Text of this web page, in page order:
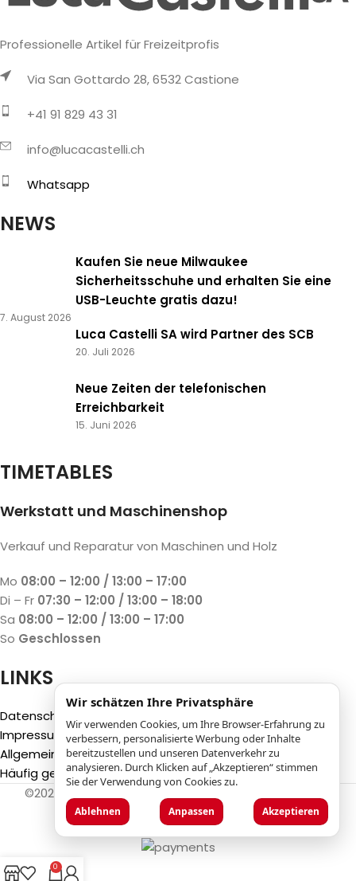
Professionelle Artikel für Freizeitprofis
Via San Gottardo 28, 6532 Castione
+41 91 829 43 31
info@lucacastelli.ch
Whatsapp
NEWS
Kaufen Sie neue Milwaukee
Sicherheitsschuhe und erhalten Sie eine
USB-Leuchte gratis dazu!
7. August 2026
Luca Castelli SA wird Partner des SCB
20. Juli 2026
Neue Zeiten der telefonischen
Erreichbarkeit
15. Juni 2026
TIMETABLES
Werkstatt und Maschinenshop
Verkauf und Reparatur von Maschinen und Holz
Mo 08:00 – 12:00 / 13:00 – 17:00
Di – Fr 07:30 – 12:00 / 13:00 – 18:00
Sa 08:00 – 12:00 / 13:00 – 17:00
So Geschlossen
LINKS
Datenschutzbestimmungen
Impressum
Allgemeine Geschäftsbedingungen (AGB)
Häufig gestellte Fragen (FAQ)
©2025
Luca Castelli SA- Via San Gottardo 28 - 6532
Castione (CH)
0
Wir schätzen Ihre Privatsphäre
Wir verwenden Cookies, um Ihre Browser-Erfahrung zu
verbessern, personalisierte Werbung oder Inhalte
bereitzustellen und unseren Datenverkehr zu
analysieren. Durch Klicken auf „Akzeptieren“ stimmen
Sie der Verwendung von Cookies zu.
Ablehnen Anpassen Akzeptieren